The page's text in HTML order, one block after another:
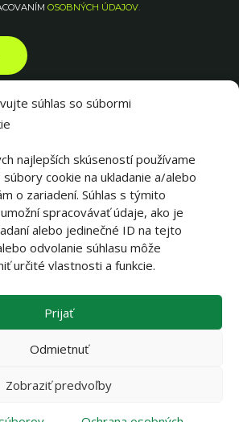
súhlas so súbormi
najlepších skúseností používame
cookie na ukladanie a/alebo
o zariadení. Súhlas s týmito
spracovávať údaje, ako je
alebo jedinečné ID na tejto
odvolanie súhlasu môže
určité vlastnosti a funkcie.
Prijať
Odmietnuť
Zobraziť predvoľby
OSOBNÝCH ÚDAJOV
||||||